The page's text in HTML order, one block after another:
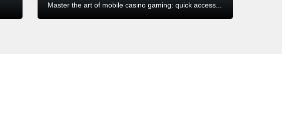
Master the art of mobile casino gaming: quick access...